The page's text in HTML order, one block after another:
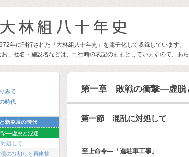
年に刊行された「大林組八十年史」を電子化して収録しています。
お、社名・施設名などは、刊行時の表記のままとしていますので、あら
みて
時代
新発展の時代
―虚脱と混迷
処して
の打切りと再建整
第一章 敗戦の衝撃―虚脱
第一節 混乱に対処して
至上命令―「進駐軍工事」